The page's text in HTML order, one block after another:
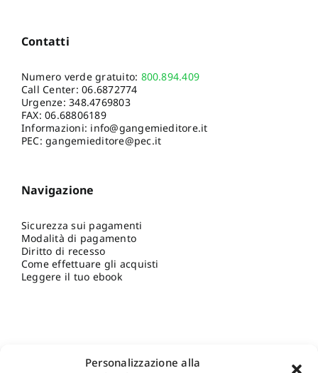
Personalizzazione alla
Contatti
Numero verde gratuito: 800.894.409
Call Center:06.6872774
Urgenze:348.4769803
FAX: 06.68806189
Informazioni: info@gangemieditore.it
PEC: gangemieditore@pec.it
Navigazione
Sicurezza sui pagamenti
Modalità di pagamento
Diritto di recesso
Come effettuare gli acquisti
Leggere il tuo ebook